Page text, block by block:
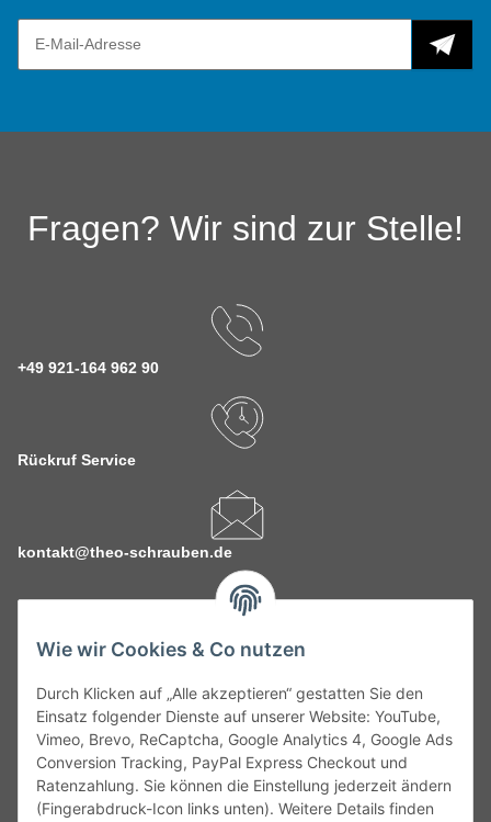
Wie wir Cookies & Co nutzen
Durch Klicken auf „Alle akzeptieren“ gestatten Sie den
Einsatz folgender Dienste auf unserer Website: YouTube,
Vimeo, Brevo, ReCaptcha, Google Analytics 4, Google Ads
Conversion Tracking, PayPal Express Checkout und
Ratenzahlung. Sie können die Einstellung jederzeit ändern
(Fingerabdruck-Icon links unten). Weitere Details finden
Fragen? Wir sind zur Stelle!
+49 921-164 962 90
Rückruf Service
kontakt@theo-schrauben.de
Service
Gesetzliche Informationen